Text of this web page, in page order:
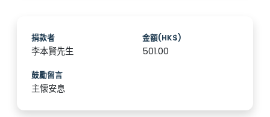
捐款者
李本賢先生
金額(HK$)
501.00
鼓勵留言
主懐安息